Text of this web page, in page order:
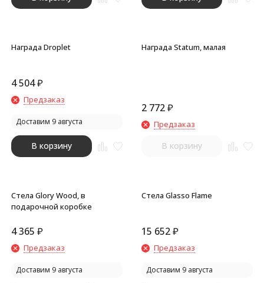
Награда Droplet
4 504₽
Предзаказ
Доставим 9 августа
В корзину
Награда Statum, малая
2 772₽
Предзаказ
В корзину
Стела Glory Wood, в
подарочной коробке
4 365 ₽
Предзаказ
Доставим 9 августа
Стела Glasso Flame
15 652₽
Предзаказ
Доставим 9 августа